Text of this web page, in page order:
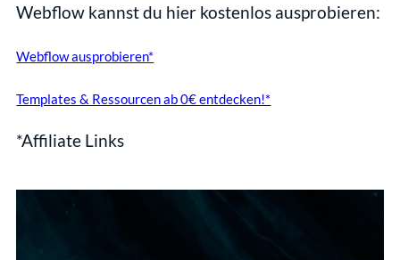
Webflow kannst du hier kostenlos ausprobieren:
Webflow ausprobieren*
Templates & Ressourcen ab 0€ entdecken!*
*Affiliate Links